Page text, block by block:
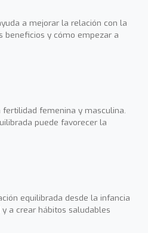
a mejorar la relación con la
beneficios y cómo empezar a
femenina y masculina.
puede favorecer la
equilibrada desde la infancia
a crear hábitos saludables